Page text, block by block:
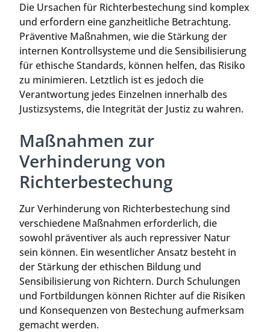
Die Ursachen für Richterbestechung sind komplex
und erfordern eine ganzheitliche Betrachtung.
Präventive Maßnahmen, wie die Stärkung der
internen Kontrollsysteme und die Sensibilisierung
für ethische Standards, können helfen, das Risiko
zu minimieren. Letztlich ist es jedoch die
Verantwortung jedes Einzelnen innerhalb des
Justizsystems, die Integrität der Justiz zu wahren.
Maßnahmen zur
Verhinderung von
Richterbestechung
Zur Verhinderung von Richterbestechung sind
verschiedene Maßnahmen erforderlich, die
sowohl präventiver als auch repressiver Natur
sein können. Ein wesentlicher Ansatz besteht in
der Stärkung der ethischen Bildung und
Sensibilisierung von Richtern. Durch Schulungen
und Fortbildungen können Richter auf die Risiken
und Konsequenzen von Bestechung aufmerksam
gemacht werden.